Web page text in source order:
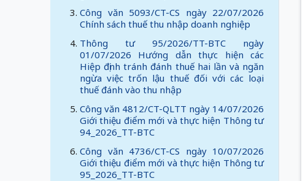
Công văn 5093/CT-CS ngày 22/07/2026
Chính sách thuế thu nhập doanh nghiệp
Thông tư 95/2026/TT-BTC ngày
01/07/2026 Hướng dẫn thực hiện các
Hiệp định tránh đánh thuế hai lần và ngăn
ngừa việc trốn lậu thuế đối với các loại
thuế đánh vào thu nhập
Công văn 4812/CT-QLTT ngày 14/07/2026
Giới thiệu điểm mới và thực hiện Thông tư
94_2026_TT-BTC
Công văn 4736/CT-CS ngày 10/07/2026
Giới thiệu điểm mới và thực hiện Thông tư
95_2026_TT-BTC